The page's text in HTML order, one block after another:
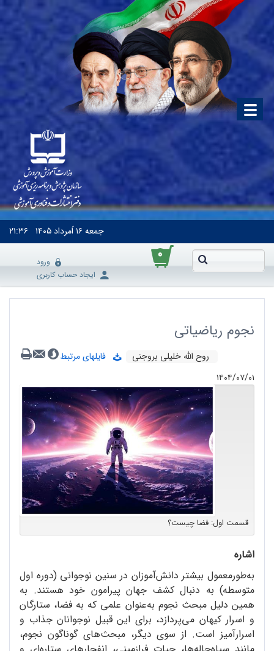
جمعه۱۶ اَمرداد ۱۴۰۵ ۲۱:۳۶
۰
ورود
ایجاد حساب کاربری
نجوم ریاضیاتی
روح الله خلیلی بروجنی
فایلهای مرتبط
۱۴۰۴/۰۷/۰۱
قسمت اول: فضا چیست؟
اشاره
به‌طور‌معمول بیشتر دانش‌آموزان در سنین نوجوانی (دوره‌ اول
متوسطه) به دنبال کشف جهان پیرامون خود هستند. به
همین دلیل مبحث نجوم به‌عنوان علمی که به فضا، ستارگان
و اسرار کیهان می‌پردازد، برای این قبیل نوجوانان جذاب و
اسرارآمیز است. از سوی دیگر، مبحث‌های گوناگون نجوم،